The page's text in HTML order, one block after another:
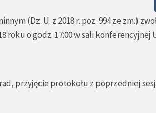
(Dz. U. z 2018 r. poz. 994 ze zm.)
roku o godz. 17:00 w sali konferencyjnej
przyjęcie protokołu z poprzedniej